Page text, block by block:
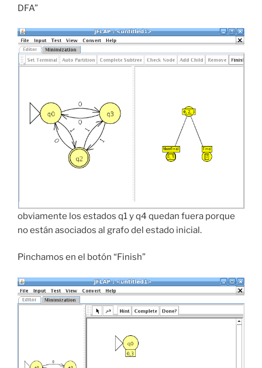
DFA”
obviamente los estados q1 y q4 quedan fuera porque
no están asociados al grafo del estado inicial.
Pinchamos en el botón “Finish”